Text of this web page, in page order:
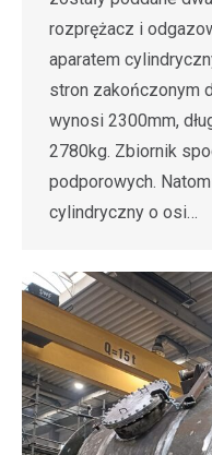
rozprężacz i
aparatem
stron zakończonym
wynosi 2300mm,
2780kg. Zbiornik
podporowych.
cylindryczny o osi…